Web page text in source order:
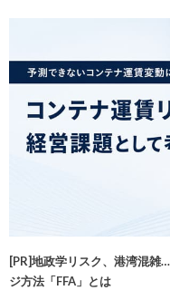
[PR]地政学リスク、港湾混雑
ジ方法「FFA」とは